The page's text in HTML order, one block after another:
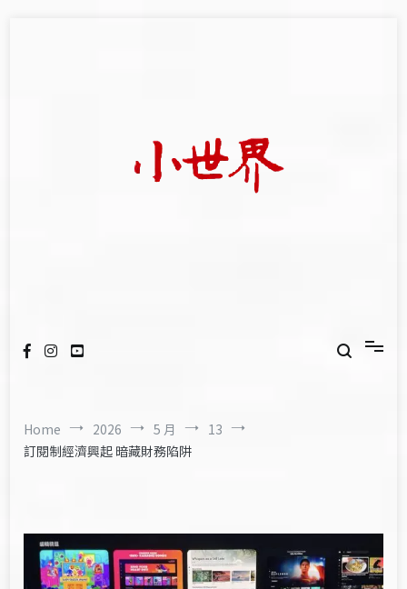
Home 2026 5 月
13
訂閱制經濟興起 暗藏財務陷阱